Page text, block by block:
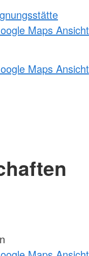
Maps Ansicht
Maps Ansicht